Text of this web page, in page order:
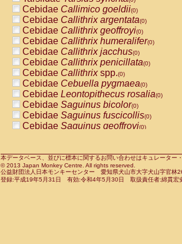
PitheciidaeCallicebus moloch
PitheciidaeCallicebus torquatus
PitheciidaeCallicebusspp.(0)
PitheciidaeChiropotes satanas(0)
PitheciidaePithecia monachus
PitheciidaePithecia pithecia(0)
CercopithecidaeCercocebus agilis
CercopithecidaeCercocebus
CercopithecidaeCercocebus
CercopithecidaeCercocebus
CercopithecidaeCercocebus
CercopithecidaeCercocebushybrid
CercopithecidaePapio anubis(0)
CercopithecidaePapio cynocephalus
CercopithecidaePapio hamadryas(0)
Cebidae Callimico goeldii(0)
Cebidae Callithrix argentata(0)
Cebidae Callithrix geoffroyi(0)
Cebidae Callithrix humeralifer(0)
Cebidae Callithrix jacchus(0)
Cebidae Callithrix penicillata(0)
Cebidae Callithrixspp.(0)
Cebidae Cebuella pygmaea(0)
Cebidae Leontopithecus rosalia(0)
Cebidae Saguinus bicolor(0)
Cebidae Saguinus fuscicollis(0)
Cebidae Saguinus geoffroyi(0)
CebidaeSaguinus leucopus(0)
CebidaeSaguinus midas(0)
Cebidae Saguinus mystax(0)
本データベース、並びに標本に関するお問い合わせはキュレータ
© 2013 Japan Monkey Centre. All rights reserved.
公益財団法人日本モンキーセンター 愛知県犬山市大字犬山字官
登録:平成19年5月31日 有効:令和4年5月30日 取扱責任者:綿貫宏